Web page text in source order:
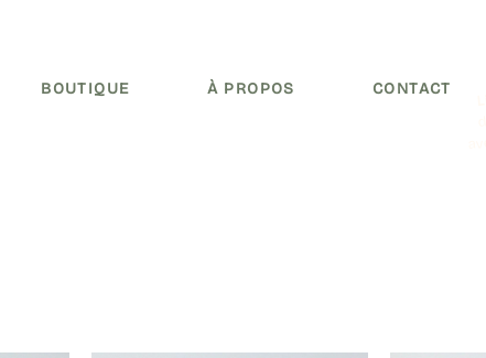
BOUTIQUE À PROPOS CONTACT